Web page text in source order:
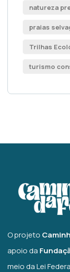
natureza
praias
Trilhas
turismo
O projeto
apoio da
meio da Lei